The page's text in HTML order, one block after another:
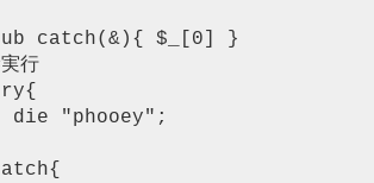
catch(&){ $_[0] }
行
die "phooey";